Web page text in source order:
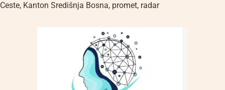
Ceste, Kanton Središnja Bosna, promet, radar